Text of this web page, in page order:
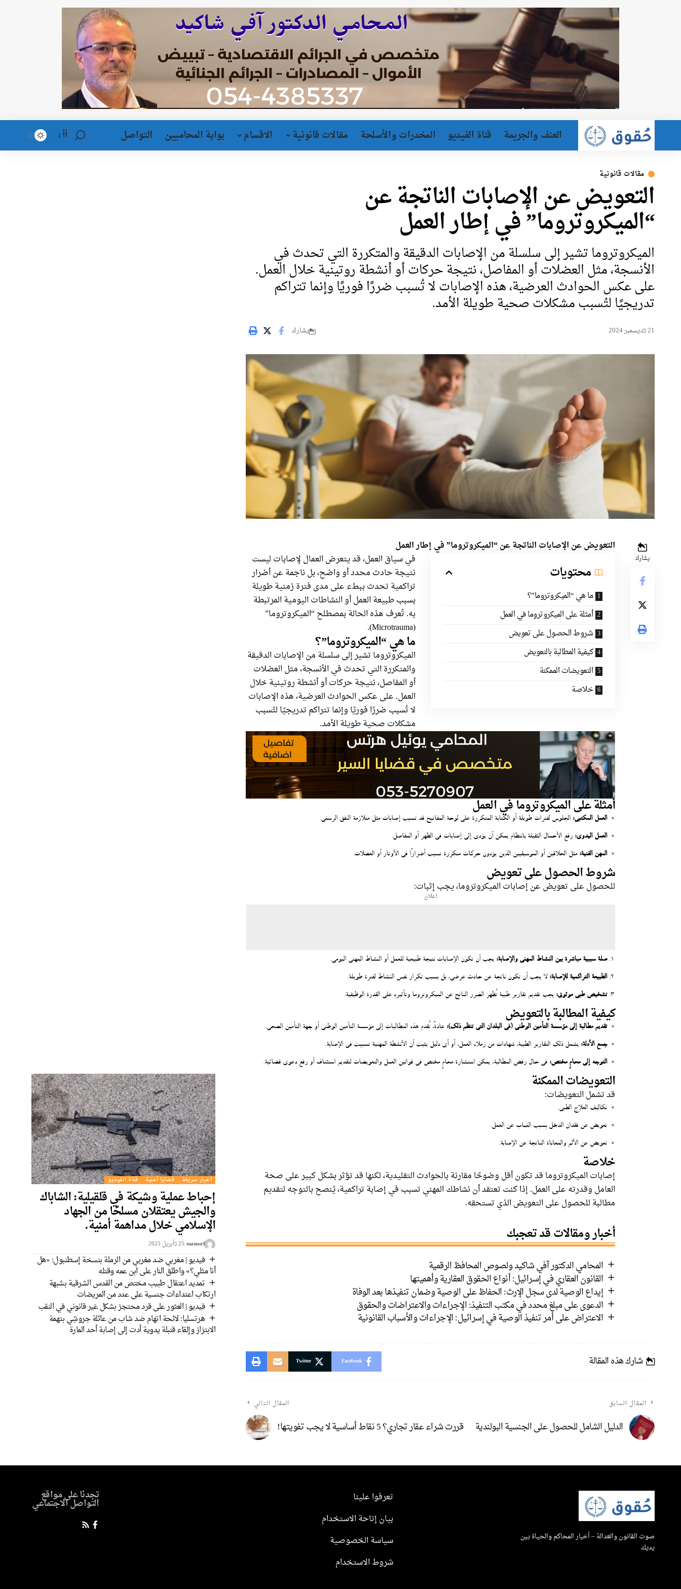
العنف والجريمة قناة الفيديو المخدرات والأسلحة مقالات قانونية الاقسام بوابة المحاميين التواصل أأ
مقالات قانونية
التعويض عن الإصابات الناتجة عن
“الميكروتروما” في إطار العمل
الميكروتروما تشير إلى سلسلة من الإصابات الدقيقة والمتكررة التي تحدث في
الأنسجة، مثل العضلات أو المفاصل، نتيجة حركات أو أنشطة روتينية خلال العمل.
على عكس الحوادث العرضية، هذه الإصابات لا تُسبب ضررًا فوريًا وإنما تتراكم
تدريجيًا لتُسبب مشكلات صحية طويلة الأمد.
21 בديسمبر 2024 يشارك
يشارك
التعويض عن الإصابات الناتجة عن “الميكروتروما” في إطار العمل
محتويات
ما هي “الميكروتروما”؟
أمثلة على الميكروتروما في العمل
شروط الحصول على تعويض
كيفية المطالبة بالتعويض
التعويضات الممكنة
خلاصة
في سياق العمل، قد يتعرض العمال لإصابات ليست
نتيجة حادث محدد أو واضح، بل ناجمة عن أضرار
تراكمية تحدث ببطء على مدى فترة زمنية طويلة
بسبب طبيعة العمل أو النشاطات اليومية المرتبطة
به. تُعرف هذه الحالة بمصطلح “الميكروتروما”
(Microtrauma).
ما هي “الميكروتروما”؟
الميكروتروما تشير إلى سلسلة من الإصابات الدقيقة
والمتكررة التي تحدث في الأنسجة، مثل العضلات
أو المفاصل، نتيجة حركات أو أنشطة روتينية خلال
العمل. على عكس الحوادث العرضية، هذه الإصابات
لا تُسبب ضررًا فوريًا وإنما تتراكم تدريجيًا لتُسبب
مشكلات صحية طويلة الأمد.
أمثلة على الميكروتروما في العمل
العمل المكتبي: الجلوس لفترات طويلة أو الكتابة المتكررة على لوحة المفاتيح قد تسبب إصابات مثل متلازمة النفق الرسغي.
العمل اليدوي: رفع الأحمال الثقيلة بانتظام يمكن أن يؤدي إلى إصابات في الظهر أو المفاصل.
المهن الفنية: مثل الحلاقين أو الموسيقيين الذين يؤدون حركات متكررة تسبب أضرارًا في الأوتار أو العضلات.
شروط الحصول على تعويض
للحصول على تعويض عن إصابات الميكروتروما، يجب إثبات:
اعلان
صلة سببية مباشرة بين النشاط المهني والإصابة: يجب أن تكون الإصابات نتيجة طبيعية للعمل أو النشاط المهني اليومي.
الطبيعة التراكمية للإصابة: لا يجب أن تكون ناتجة عن حادث عرضي، بل بسبب تكرار نفس النشاط لفترة طويلة.
تشخيص طبي موثوق: يجب تقديم تقارير طبية تُظهر الضرر الناتج عن الميكروتروما وتأثيره على القدرة الوظيفية.
كيفية المطالبة بالتعويض
تقديم مطالبة إلى مؤسسة التأمين الوطني (في البلدان التي تنظم ذلك): عادةً، تُقدم هذه المطالبات إلى مؤسسة التأمين الوطني أو جهة التأمين الصحي.
جمع الأدلة: يشمل ذلك التقارير الطبية، شهادات من زملاء العمل، أو أي دليل يثبت أن الأنشطة المهنية تسببت في الإصابة.
التوجه إلى محامٍ مختص: في حال رفض المطالبة، يمكن استشارة محامٍ مختص في قوانين العمل والتعويضات لتقديم استئناف أو رفع دعوى قضائية.
التعويضات الممكنة
قد تشمل التعويضات:
تكاليف العلاج الطبي.
تعويض عن فقدان الدخل بسبب الغياب عن العمل.
تعويض عن الألم والمعاناة الناتجة عن الإصابة.
خلاصة
إصابات الميكروتروما قد تكون أقل وضوحًا مقارنة بالحوادث التقليدية، لكنها قد تؤثر بشكل كبير على صحة
العامل وقدرته على العمل. إذا كنت تعتقد أن نشاطك المهني تسبب في إصابة تراكمية، يُنصح بالتوجه لتقديم
مطالبة للحصول على التعويض الذي تستحقه.
أخبار ومقالات قد تعجبك
المحامي الدكتور آفي شاكيد ولصوص المحافظ الرقمية
القانون العقاري في إسرائيل: أنواع الحقوق العقارية وأهميتها
إيداع الوصية لدى سجل الإرث: الحفاظ على الوصية وضمان تنفيذها بعد الوفاة
الدعوى على مبلغ محدد في مكتب التنفيذ: الإجراءات والاعتراضات والحقوق
الاعتراض على أمر تنفيذ الوصية في إسرائيل: الإجراءات والأسباب القانونية
شارك هذه المقالة Facebook
Twitter
المقال السابق
الدليل الشامل للحصول على الجنسية البولندية
المقال التالي
قررت شراء عقار تجاري؟ 5 نقاط أساسية لا يجب تفويتها!
أخبار سريعة قضايا أمنية قناة الفيديو
إحباط عملية وشيكة في قلقيلية: الشاباك
والجيش يعتقلان مسلحًا من الجهاد
الإسلامي خلال مداهمة أمنية.
mansorf25 בأبريل 2025
فيديو | مغربي ضد مغربي من الرملة بنسخة إسطنبول: «هل
أنا مثلي؟» واطلق النار على ابن عمه وقتله
تمديد اعتقال طبيب مختص من القدس الشرقية بشبهة
ارتكاب اعتداءات جنسية على عدد من المريضات
فيديو | العثور على قرد محتجز بشكل غير قانوني في النقب
هرتسليا: لائحة اتهام ضد شاب من عائلة جروشِي بتهمة
الابتزاز وإلقاء قنبلة يدوية أدت إلى إصابة أحد المارة
صوت القانون والعدالة – أخبار المحاكم والحياة بين
يديك
تعرفوا علينا
بيان إتاحة الاستخدام
سياسة الخصوصية
شروط الاستخدام
تجدنا على مواقع
التواصل الاجتماعي